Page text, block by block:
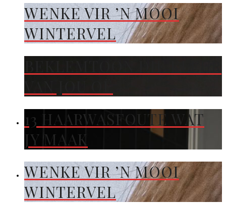
WENKE VIR ’N MOOI
WINTERVEL
13 HAARWASFOUTE WAT
JY MAAK
WENKE VIR ’N MOOI
WINTERVEL